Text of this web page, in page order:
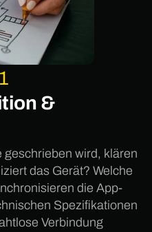
&
geschrieben wird, klären
das Gerät? Welche
die App-
Spezifikationen
Verbindung